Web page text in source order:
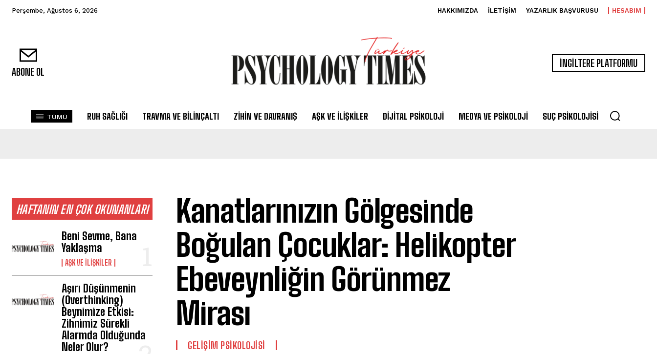
Perşembe, Ağustos 6, 2026 HAKKIMIZDA İLETIŞIM YAZARLIK BAŞVURUSU HESABIM
ABONE OL
İNGİLTERE PLATFORMU
TÜMÜ RUH SAĞLIĞI TRAVMA VE BILINÇALTI ZIHIN VE DAVRANIŞ AŞK VE İLIŞKILER DIJITAL PSIKOLOJI MEDYA VE PSIKOLOJI SUÇ PSIKOLOJISI
HAFTANIN EN ÇOK OKUNANLARI
Beni Sevme, Bana
Yaklaşma
AŞK VE İLIŞKILER
Aşırı Düşünmenin
(Overthinking)
Beynimize Etkisi:
Zihnimiz Sürekli
Alarmda Olduğunda
Neler Olur?
Kanatlarınızın Gölgesinde
Boğulan Çocuklar: Helikopter
Ebeveynliğin Görünmez
Mirası
GELIŞIM PSIKOLOJISI